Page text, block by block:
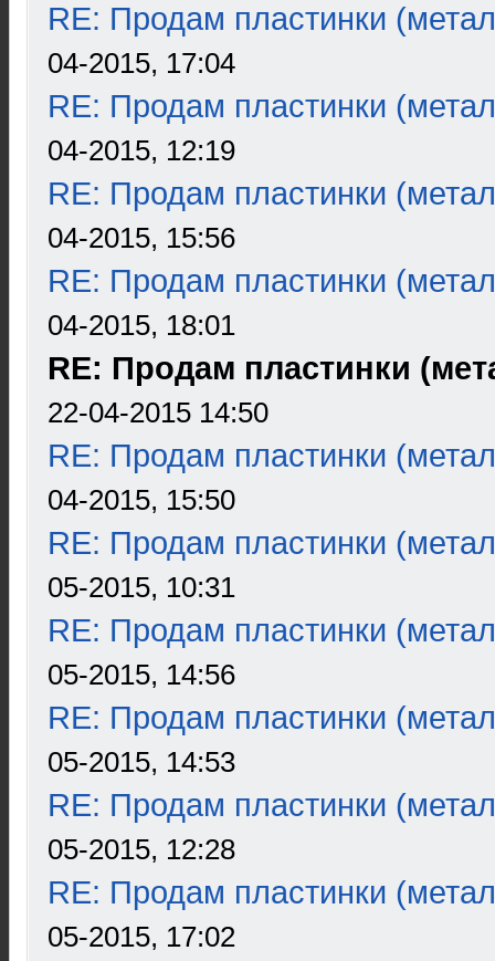
RE: Продам пластинки
04-2015, 17:04
RE: Продам пластинки
04-2015, 12:19
RE: Продам пластинки
04-2015, 15:56
RE: Продам пластинки
04-2015, 18:01
RE: Продам пластинки
22-04-2015 14:50
RE: Продам пластинки
04-2015, 15:50
RE: Продам пластинки
05-2015, 10:31
RE: Продам пластинки
05-2015, 14:56
RE: Продам пластинки
05-2015, 14:53
RE: Продам пластинки
05-2015, 12:28
RE: Продам пластинки
05-2015, 17:02